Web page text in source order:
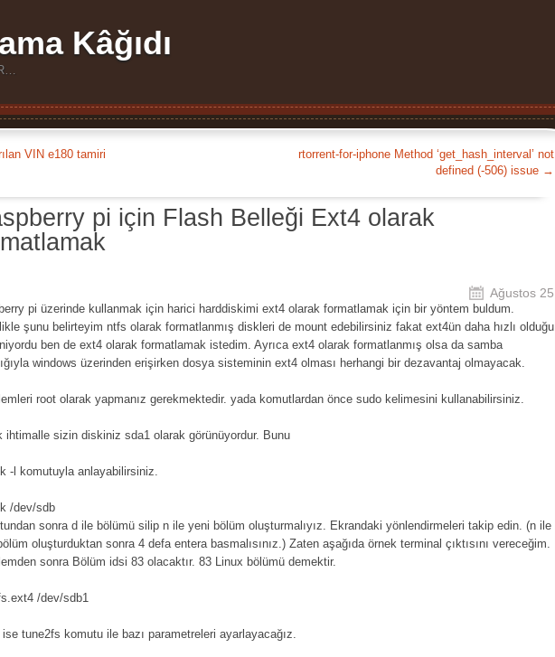
Kâğıdı
VIN e180 tamiri
rtorrent-for-iphone Method ‘get_hash_interval’ not
defined (-506) issue →
pi için Flash Belleği Ext4 olarak
Ağustos 25
pi üzerinde kullanmak için harici harddiskimi ext4 olarak formatlamak için bir yöntem buldum.
şunu belirteyim ntfs olarak formatlanmış diskleri de mount edebilirsiniz fakat ext4ün daha hızlı olduğu
ben de ext4 olarak formatlamak istedim. Ayrıca ext4 olarak formatlanmış olsa da samba
windows üzerinden erişirken dosya sisteminin ext4 olması herhangi bir dezavantaj olmayacak.
root olarak yapmanız gerekmektedir. yada komutlardan önce sudo kelimesini kullanabilirsiniz.
ihtimalle sizin diskiniz sda1 olarak görünüyordur. Bunu
-l komutuyla anlayabilirsiniz.
/dev/sdb
sonra d ile bölümü silip n ile yeni bölüm oluşturmalıyız. Ekrandaki yönlendirmeleri takip edin. (n ile
oluşturduktan sonra 4 defa entera basmalısınız.) Zaten aşağıda örnek terminal çıktısını vereceğim.
sonra Bölüm idsi 83 olacaktır. 83 Linux bölümü demektir.
/dev/sdb1
tune2fs komutu ile bazı parametreleri ayarlayacağız.